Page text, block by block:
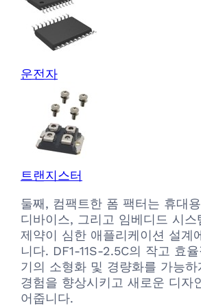
운전자
트랜지스터
둘째, 컴팩트한 폼 팩터는 휴대
디바이스, 그리고 임베디드 시
제약이 심한 애플리케이션 설계
니다. DF1-11S-2.5C의 작고 효
기의 소형화 및 경량화를 가능
경험을 향상시키고 새로운 디자
어줍니다.